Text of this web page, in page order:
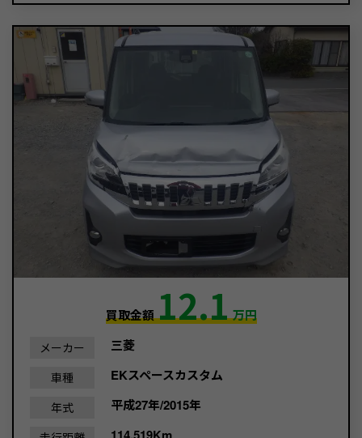
買取金額12.1万円
メーカー 三菱
車種 EKスペースカスタム
年式 平成27年/2015年